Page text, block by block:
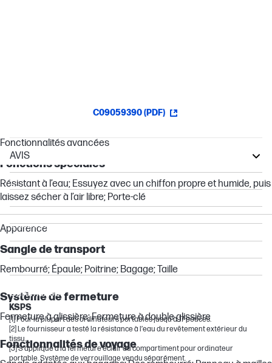
C09059390 (PDF)
Fonctionnalités avancées
Fonctions spéciales
Résistant à l’eau; Essuyez avec un chiffon propre et humide, puis
laissez sécher à l’air libre; Porte-clé
Apparence
Sangle de transport
Rembourré; Épaule; Poitrine; Bagage; Taille
Système de fermeture
Fermeture à glissière; Fermeture à double glissière
Fonctionnalités de voyage
AVIS
Other compatible products
ZBook
ProBook
EliteBook
Envy
Essential
OMEN
Chromebook
KSPS
[1] Pour la plupart des ordinateurs portables jusqu’à 17 pouces.
[2] Le fournisseur a testé la résistance à l’eau du revêtement extérieur du
tissu.
[3] S’applique à la fermeture éclair du compartiment pour ordinateur
portable. Système de verrouillage vendu séparément.